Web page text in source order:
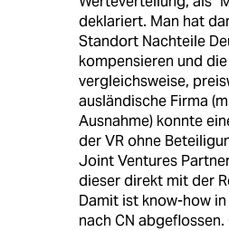
deklariert. Man hat
Standort Nachteile
kompensieren und
vergleichsweise,
ausländische Firma
Ausnahme) konnte
der VR ohne
Joint Ventures
dieser direkt mit der
Damit ist know-how
nach CN